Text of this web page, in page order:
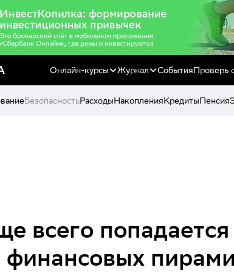
Онлайн-курсы Журнал СобытияПроверь
БезопасностьРасходыНакопленияКредитыПенсия
всего
финансовых